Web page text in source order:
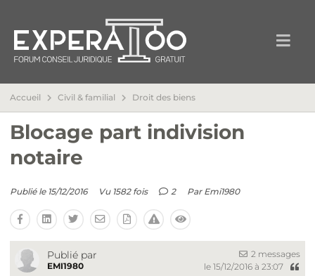
Accueil Civil & familial Droit des biens
Blocage part indivision
notaire
Publié le 15/12/2016 Vu 1582 fois 2 Par Emi1980
Publié par
EMI1980
2 messages
le 15/12/2016 à 23:07